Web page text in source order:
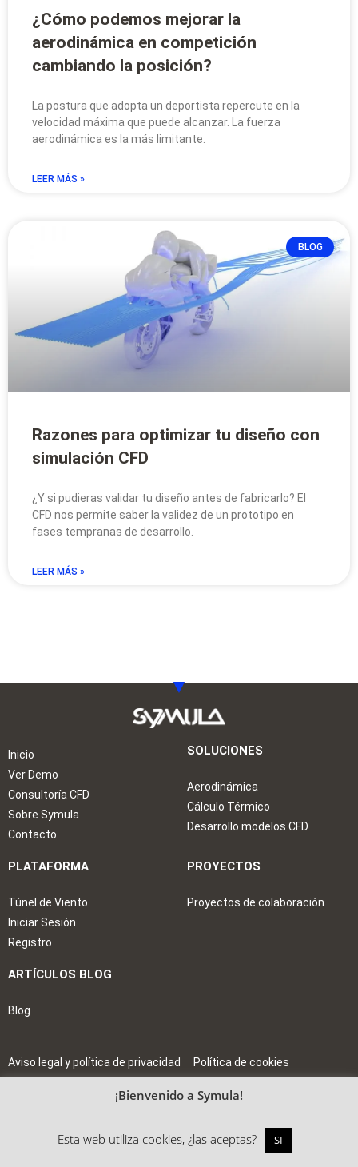
¿Cómo podemos mejorar la
aerodinámica en competición
cambiando la posición?
La postura que adopta un deportista repercute en la
velocidad máxima que puede alcanzar. La fuerza
aerodinámica es la más limitante.
LEER MÁS »
BLOG
Razones para optimizar tu diseño con
simulación CFD
¿Y si pudieras validar tu diseño antes de fabricarlo? El
CFD nos permite saber la validez de un prototipo en
fases tempranas de desarrollo.
LEER MÁS »
Inicio
Ver Demo
Consultoría CFD
Sobre Symula
Contacto
SOLUCIONES
Aerodinámica
Cálculo Térmico
Desarrollo modelos CFD
PLATAFORMA
Túnel de Viento
Iniciar Sesión
Registro
PROYECTOS
Proyectos de colaboración
ARTÍCULOS BLOG
Blog
Aviso legal y política de privacidad
Política de cookies
¡Bienvenido a Symula!
Esta web utiliza cookies, ¿las aceptas? SI